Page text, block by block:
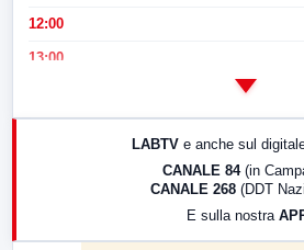
12:00
13:00
LABTV e anche sul
CANALE 84 (in
CANALE 268 (DDT
E sulla nostra